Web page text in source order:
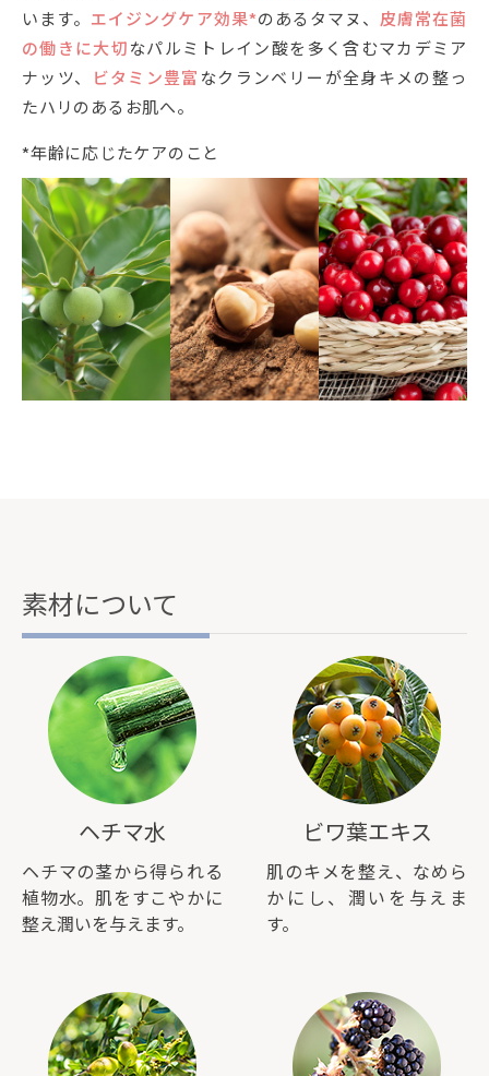
います。 エイジングケア効果*のあるタマヌ、 皮膚常在菌
の働きに大切 なパルミトレイン酸を多く含むマカデミア
ナッツ、
ビタミン豊富 なクランベリーが全身キメの整っ
たハリのあるお肌へ。
*年齢に応じたケアのこと
素材について
ヘチマ水
ヘチマの茎から得られる
植物水。肌をすこやかに
整え潤いを与えます。
ビワ葉エキス
肌のキメを整え、なめら
かにし、潤いを与えま
す。